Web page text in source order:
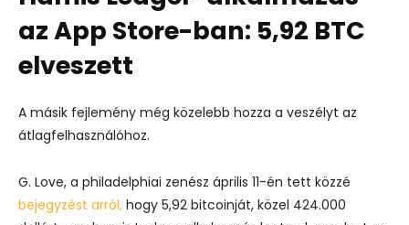
az App Store-ban: 5,92 BTC
elveszett
A másik fejlemény még közelebb hozza a veszélyt az
átlagfelhasználóhoz.
G. Love, a philadelphiai zenész április 11-én tett közzé
bejegyzést arról, hogy 5,92 bitcoinját, közel 424.000